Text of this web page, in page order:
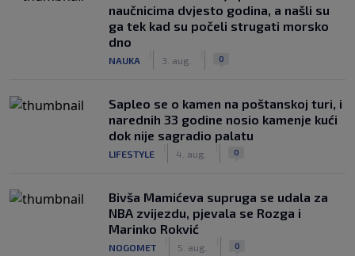
naučnicima dvjesto godina, a našli su
ga tek kad su počeli strugati morsko
dno
NAUKA 3. aug. 0
Saplео se o kamen na poštanskoj turi, i
narednih 33 godine nosio kamenje kući
dok nije sagradio palatu
LIFESTYLE 4. aug. 0
Bivša Mamićeva supruga se udala za
NBA zvijezdu, pjevala se Rozga i
Marinko Rokvić
NOGOMET 5. aug. 0